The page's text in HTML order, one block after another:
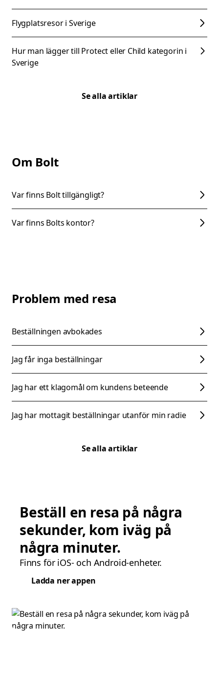
Flygplatsresor i Sverige
Hur man lägger till Protect eller Child kategorin i
Sverige
Se alla artiklar
Om Bolt
Var finns Bolt tillgängligt?
Var finns Bolts kontor?
Problem med resa
Beställningen avbokades
Jag får inga beställningar
Jag har ett klagomål om kundens beteende
Jag har mottagit beställningar utanför min radie
Se alla artiklar
Beställ en resa på några
sekunder, kom iväg på
några minuter.
Finns för iOS- och Android-enheter.
Ladda ner appen